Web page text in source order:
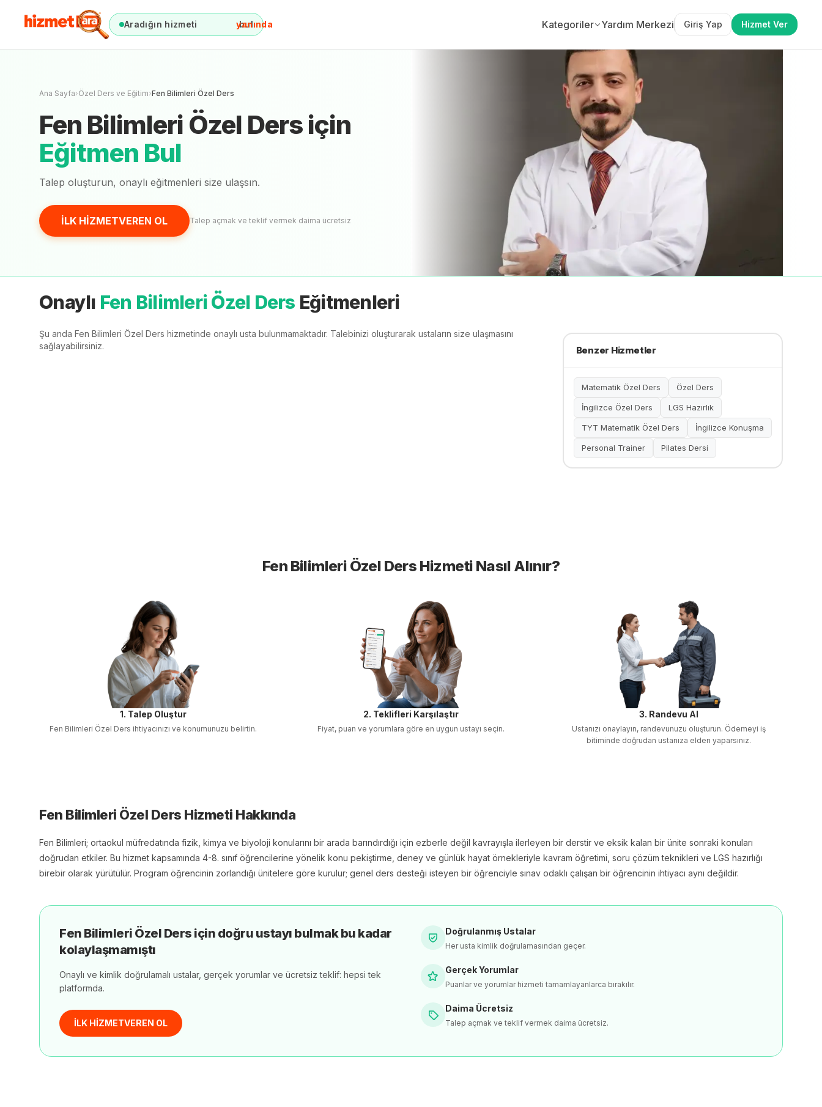
Aradığın hizmeti yanında
bul Kategoriler Yardım Merkezi Giriş Yap Hizmet Ver
Fen Bilimleri Özel DersFiyat Teklifi Al, Karşılaştır. İLK HİZMETVEREN OL
Ana Sayfa›Özel Ders ve Eğitim›Fen Bilimleri Özel Ders
Fen Bilimleri Özel Dersiçin
Eğitmen Bul
Talep oluşturun, onaylı eğitmenleri size ulaşsın.
İLK HİZMETVEREN OL Talep açmak ve teklif vermek daima ücretsiz
Onaylı Fen Bilimleri Özel Ders Eğitmenleri
Şu anda Fen Bilimleri Özel Ders hizmetinde onaylı usta bulunmamaktadır. Talebinizi oluşturarak ustaların size ulaşmasını
sağlayabilirsiniz.
Benzer Hizmetler
Matematik Özel Ders Özel Ders
İngilizce Özel Ders LGS Hazırlık
TYT Matematik Özel Ders İngilizce Konuşma
Personal Trainer Pilates Dersi
Fen Bilimleri Özel Ders Hizmeti Nasıl Alınır?
1. Talep Oluştur
Fen Bilimleri Özel Ders ihtiyacınızı ve konumunuzu belirtin.
2. Teklifleri Karşılaştır
Fiyat, puan ve yorumlara göre en uygun ustayı seçin.
3. Randevu Al
Ustanızı onaylayın, randevunuzu oluşturun. Ödemeyi iş
bitiminde doğrudan ustanıza elden yaparsınız.
Fen Bilimleri Özel Ders Hizmeti Hakkında
Fen Bilimleri; ortaokul müfredatında fizik, kimya ve biyoloji konularını bir arada barındırdığı için ezberle değil kavrayışla ilerleyen bir derstir ve eksik kalan bir ünite sonraki konuları
doğrudan etkiler. Bu hizmet kapsamında 4-8. sınıf öğrencilerine yönelik konu pekiştirme, deney ve günlük hayat örnekleriyle kavram öğretimi, soru çözüm teknikleri ve LGS hazırlığı
birebir olarak yürütülür. Program öğrencinin zorlandığı ünitelere göre kurulur; genel ders desteği isteyen bir öğrenciyle sınav odaklı çalışan bir öğrencinin ihtiyacı aynı değildir.
Fen Bilimleri Özel Ders için doğru ustayı bulmak bu kadar
kolaylaşmamıştı
Onaylı ve kimlik doğrulamalı ustalar, gerçek yorumlar ve ücretsiz teklif: hepsi tek
platformda.
İLK HİZMETVEREN OL
Doğrulanmış Ustalar
Her usta kimlik doğrulamasından geçer.
Gerçek Yorumlar
Puanlar ve yorumlar hizmeti tamamlayanlarca bırakılır.
Daima Ücretsiz
Talep açmak ve teklif vermek daima ücretsiz.